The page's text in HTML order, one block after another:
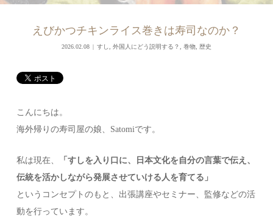
えびかつチキンライス巻きは寿司なのか？
2026.02.08 すし, 外国人にどう説明する？, 巻物, 歴史
こんにちは。
海外帰りの寿司屋の娘、Satomiです。
私は現在、
「すしを入り口に、日本文化を自分の言葉で伝え、
伝統を活かしながら発展させていける人を育てる」
というコンセプトのもと、出張講座やセミナー、監修などの活
動を行っています。